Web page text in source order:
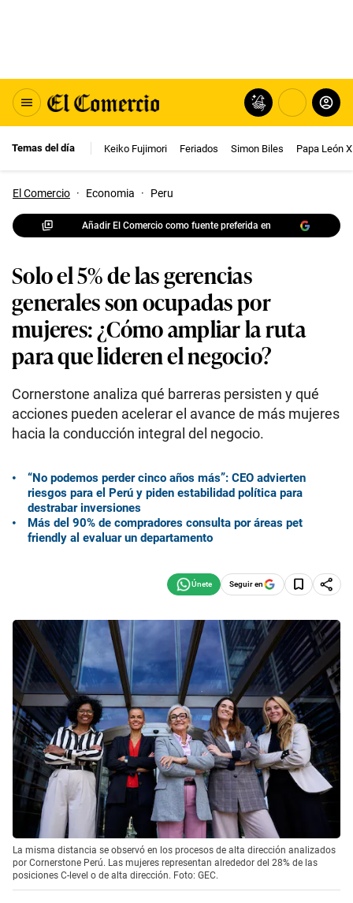
Temas del día Keiko Fujimori Feriados Simon Biles Papa León
El Comercio · Economia · Peru
Añadir El Comercio como fuente preferida en
Solo el 5% de las gerencias
generales son ocupadas por
mujeres: ¿Cómo ampliar la ruta
para que lideren el negocio?
Cornerstone analiza qué barreras persisten y qué
acciones pueden acelerar el avance de más mujeres
hacia la conducción integral del negocio.
“No podemos perder cinco años más”: CEO advierten
riesgos para el Perú y piden estabilidad política para
destrabar inversiones
Más del 90% de compradores consulta por áreas pet
friendly al evaluar un departamento
Seguir en
La misma distancia se observó en los procesos de alta dirección analizados
por Cornerstone Perú. Las mujeres representan alrededor del 28% de las
posiciones C-level o de alta dirección. Foto: GEC.